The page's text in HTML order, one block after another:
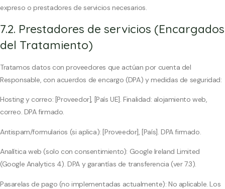
expreso o prestadores de servicios necesarios.
7.2. Prestadores de servicios (Encargados
del Tratamiento)
Tratamos datos con proveedores que actúan por cuenta del
Responsable, con acuerdos de encargo (DPA) y medidas de seguridad:
Hosting y correo: [Proveedor], [País UE]. Finalidad: alojamiento web,
correo. DPA firmado.
Antispam/formularios (si aplica): [Proveedor], [País]. DPA firmado.
Analítica web (solo con consentimiento): Google Ireland Limited
(Google Analytics 4). DPA y garantías de transferencia (ver 7.3).
Pasarelas de pago (no implementadas actualmente): No aplicable. Los